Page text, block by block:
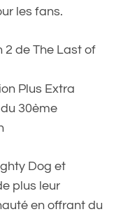
les fans.
2 de The Last of
Plus Extra
30ème
Dog et
plus leur
en offrant du